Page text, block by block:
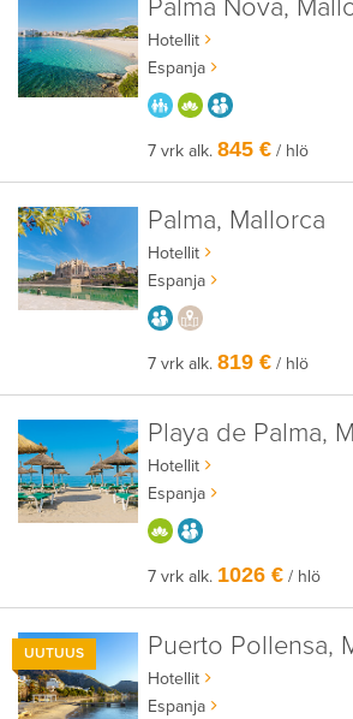
Palma Nova,
Hotellit
Espanja
PARASTA PERHEELLE
HYVÄÄN OLOON
7 vrk alk.845 € / hlö
Palma, Mallorca
Hotellit
Espanja
AIKUISEEN MAKUUN
7 vrk alk.819 € / hlö
Playa de Palma,
Hotellit
Espanja
HYVÄÄN OLOON
7 vrk alk. 1026 € / hlö
UUTUUS Puerto Pollensa,
Hotellit
Espanja